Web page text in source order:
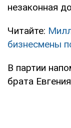
незаконная
Читайте:
бизнесмены
В партии
брата